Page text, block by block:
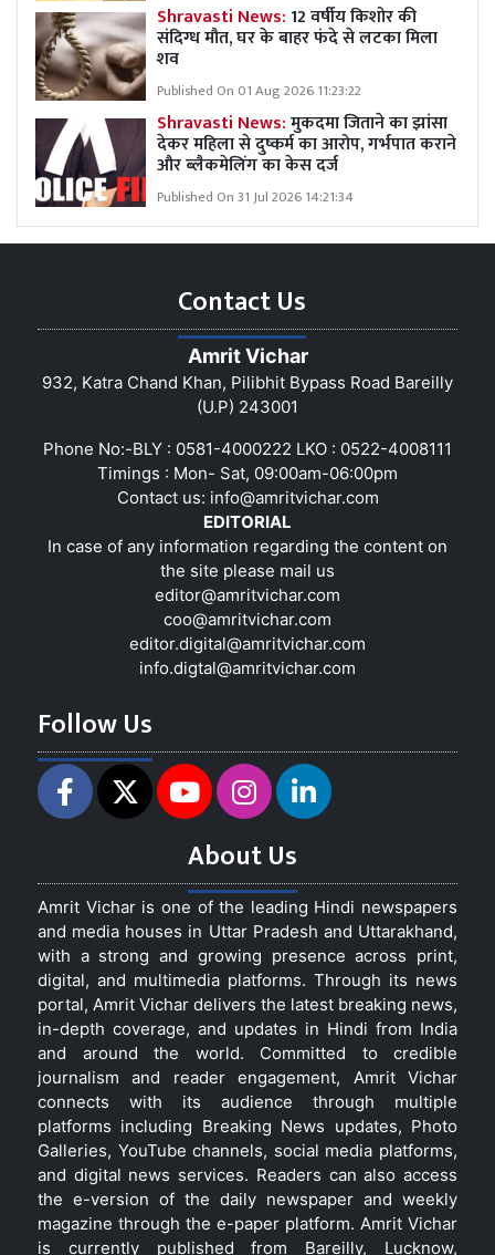
Shravasti News:12 वर्षीय किशोर की
संदिग्ध मौत, घर के बाहर फंदे से लटका मिला
शव
Published On 01 Aug 2026 11:23:22
Shravasti News:मुकदमा जिताने का झांसा
देकर महिला से दुष्कर्म का आरोप, गर्भपात कराने
और ब्लैकमेलिंग का केस दर्ज
Published On 31 Jul 2026 14:21:34
Contact Us
Amrit Vichar
932, Katra Chand Khan, Pilibhit Bypass Road Bareilly
(U.P) 243001
Phone No:-BLY : 0581-4000222 LKO : 0522-4008111
Timings : Mon- Sat, 09:00am-06:00pm
Contact us: info@amritvichar.com
EDITORIAL
In case of any information regarding the content on
the site please mail us
editor@amritvichar.com
coo@amritvichar.com
editor.digital@amritvichar.com
info.digtal@amritvichar.com
Follow Us
About Us
Amrit Vichar is one of the leading Hindi newspapers
and media houses in Uttar Pradesh and Uttarakhand,
with a strong and growing presence across print,
digital, and multimedia platforms. Through its news
portal, Amrit Vichar delivers the latest breaking news,
in-depth coverage, and updates in Hindi from India
and around the world. Committed to credible
journalism and reader engagement, Amrit Vichar
connects with its audience through multiple
platforms including Breaking News updates, Photo
Galleries, YouTube channels, social media platforms,
and digital news services. Readers can also access
the e-version of the daily newspaper and weekly
magazine through the e-paper platform. Amrit Vichar
is currently published from Bareilly, Lucknow,